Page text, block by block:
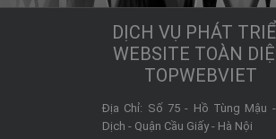
DỊCH VỤ PHÁT
WEBSITE TOÀN
TOPWEBVIET
Địa Chỉ: Số 75 - Hồ Tùng Mậu
Dịch - Quận Cầu Giấy- Hà Nội